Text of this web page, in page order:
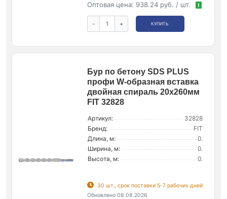
Оптовая цена: 938.24 руб. / шт. !
- + КУПИТЬ
Бур по бетону SDS PLUS
профи W-образная вставка
двойная спираль 20х260мм
FIT 32828
Артикул:
32828
Бренд:
FIT
Длина, м:
0.
Ширина, м:
0.
Высота, м:
0.
30 шт., срок поставки 5-7 рабочих дней
Обновлено 08.08.2026